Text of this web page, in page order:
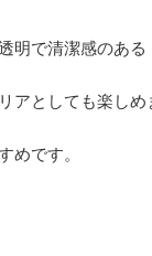
明で清潔感のあ
アとしても楽しめ
めです。